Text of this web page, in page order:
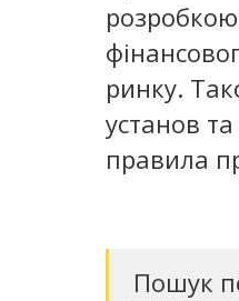
ринку.
установ
правила
Пошук